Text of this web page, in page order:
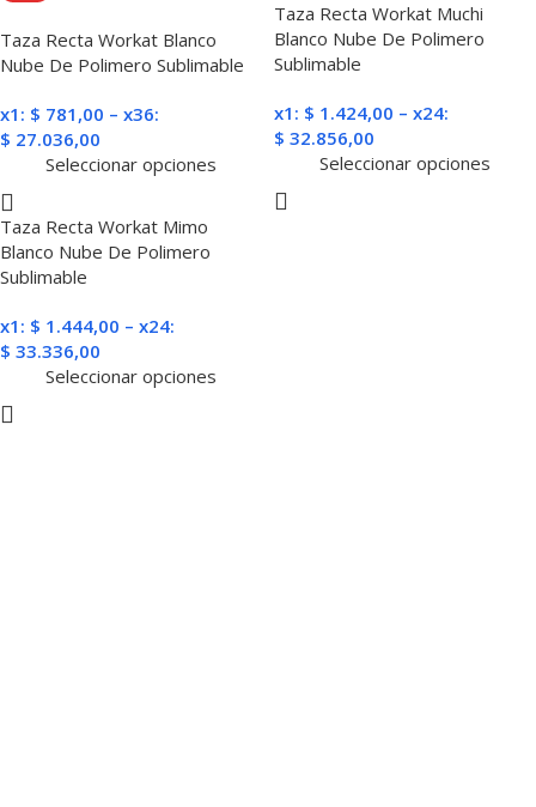
Taza Recta Workat Blanco
Nube De Polimero Sublimable
x1: $ 781,00 – x36:
$ 27.036,00
Seleccionar opciones
Taza Recta Workat Muchi
Blanco Nube De Polimero
Sublimable
x1: $ 1.424,00 – x24:
$ 32.856,00
Seleccionar opciones
Taza Recta Workat Mimo
Blanco Nube De Polimero
Sublimable
x1: $ 1.444,00 – x24:
$ 33.336,00
Seleccionar opciones